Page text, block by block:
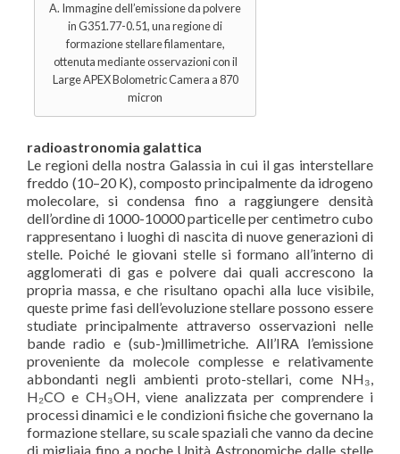
A. Immagine dell’emissione da polvere
in G351.77-0.51, una regione di
formazione stellare filamentare,
ottenuta mediante osservazioni con il
Large APEX Bolometric Camera a 870
micron
radioastronomia galattica
Le regioni della nostra Galassia in cui il gas interstellare
freddo (10–20 K), composto principalmente da idrogeno
molecolare, si condensa fino a raggiungere densità
dell’ordine di 1000-10000 particelle per centimetro cubo
rappresentano i luoghi di nascita di nuove generazioni di
stelle. Poiché le giovani stelle si formano all’interno di
agglomerati di gas e polvere dai quali accrescono la
propria massa, e che risultano opachi alla luce visibile,
queste prime fasi dell’evoluzione stellare possono essere
studiate principalmente attraverso osservazioni nelle
bande radio e (sub-)millimetriche. All’IRA l’emissione
proveniente da molecole complesse e relativamente
abbondanti negli ambienti proto-stellari, come NH₃,
H₂CO e CH₃OH, viene analizzata per comprendere i
processi dinamici e le condizioni fisiche che governano la
formazione stellare, su scale spaziali che vanno da decine
di migliaia fino a poche Unità Astronomiche dalle stelle